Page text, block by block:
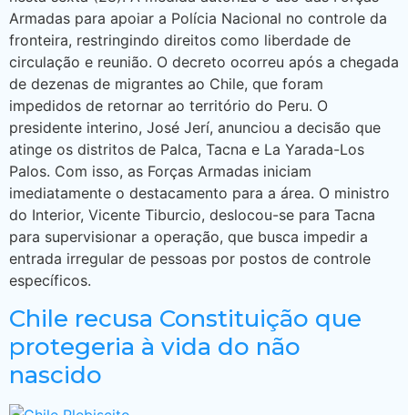
Armadas para apoiar a Polícia Nacional no controle da
fronteira, restringindo direitos como liberdade de
circulação e reunião. O decreto ocorreu após a chegada
de dezenas de migrantes ao Chile, que foram
impedidos de retornar ao território do Peru. O
presidente interino, José Jerí, anunciou a decisão que
atinge os distritos de Palca, Tacna e La Yarada-Los
Palos. Com isso, as Forças Armadas iniciam
imediatamente o destacamento para a área. O ministro
do Interior, Vicente Tiburcio, deslocou-se para Tacna
para supervisionar a operação, que busca impedir a
entrada irregular de pessoas por postos de controle
específicos.
Chile recusa Constituição que
protegeria à vida do não
nascido